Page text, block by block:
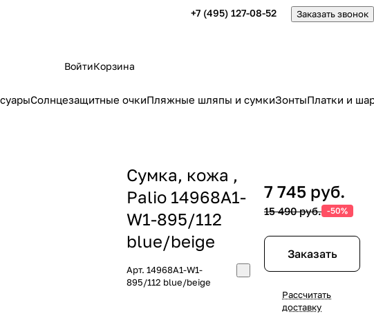
+7 (495) 127-08-52 Заказать звонок
ВойтиКорзина
Солнцезащитные очкиПляжные шляпы и сумкиЗонтыПлатки и
Сумка, кожа ,
Palio 14968A1-
W1-895/112
blue/beige
Арт. 14968A1-W1-
895/112 blue/beige
7 745 руб.
15 490 руб. -50%
Заказать
Рассчитать
доставку